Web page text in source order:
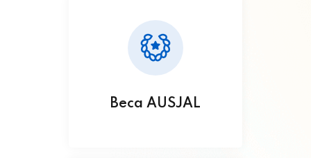
Beca AUSJAL